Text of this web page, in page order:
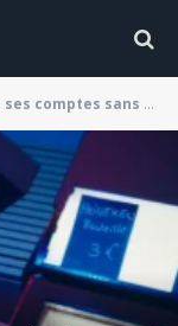
comptes sans détour